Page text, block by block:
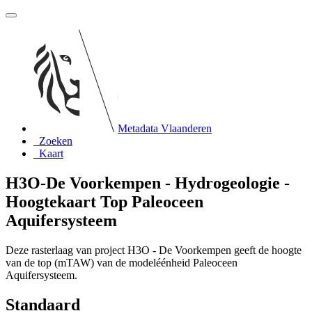
Metadata Vlaanderen
Zoeken
Kaart
H3O-De Voorkempen - Hydrogeologie -
Hoogtekaart Top Paleoceen
Aquifersysteem
Deze rasterlaag van project H3O - De Voorkempen geeft de hoogte
van de top (mTAW) van de modeléénheid Paleoceen
Aquifersysteem.
Standaard